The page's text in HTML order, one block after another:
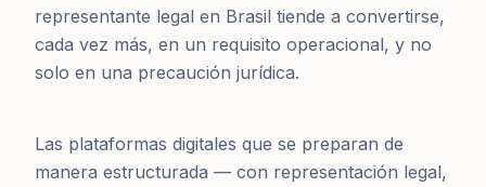
representante legal en Brasil tiende a convertirse,
cada vez más, en un requisito operacional, y no
solo en una precaución jurídica.
Las plataformas digitales que se preparan de
manera estructurada — con representación legal,